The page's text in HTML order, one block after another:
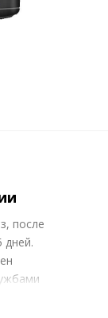
после
дней.